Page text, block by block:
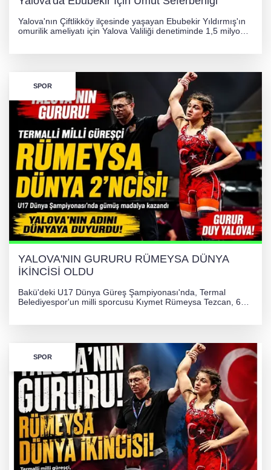
Yalova'nın Çiftlikköy ilçesinde yaşayan Ebubekir Yıldırmış'ın
omurilik ameliyatı için Yalova Valiliği denetiminde 1,5 milyon
SPOR
YALOVA'NIN GURURU RÜMEYSA DÜNYA
İKİNCİSİ OLDU
Bakü'deki U17 Dünya Güreş Şampiyonası'nda, Termal
Belediyespor'un milli sporcusu Kıymet Rümeysa Tezcan, 69
SPOR